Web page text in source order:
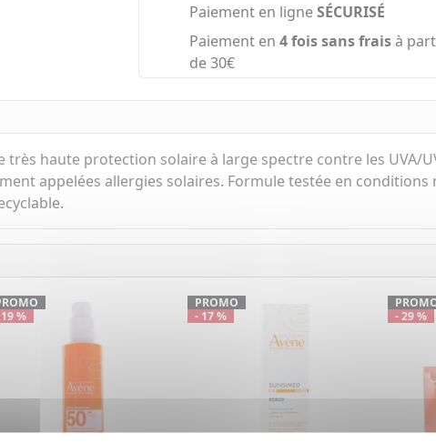
Paiement en ligneSÉCURISÉ
Paiement en 4 fois sans fraisà
de 30€
très haute protection solaire à large spectre contre les UVA/
appelées allergies solaires. Formule testée en
%
PROMO
- 17 %
- 29 %